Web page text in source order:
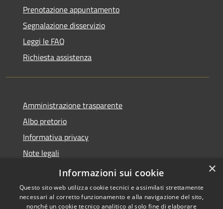
Prenotazione appuntamento
Segnalazione disservizio
Leggi le FAQ
Richiesta assistenza
Amministrazione trasparente
Albo pretorio
Informativa privacy
Note legali
Dichiarazione di accessibilità
×
Informazioni sui cookie
Questo sito web utilizza cookie tecnici e assimilati strettamente
necessari al corretto funzionamento e alla navigazione del sito,
nonché un cookie tecnico analitico al solo fine di elaborare